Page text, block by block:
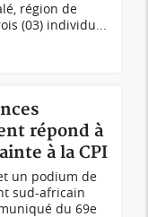
région de
(03) individu...
répond à
à la CPI
un podium de
sud-africain
du 69e